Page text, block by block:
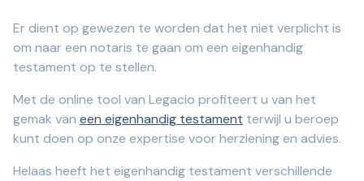
Er dient op gewezen te worden dat het niet verplicht is
om naar een notaris te gaan om een eigenhandig
testament op te stellen.
Met de online tool van Legacio profiteert u van het
gemak van een eigenhandig testament terwijl u beroep
kunt doen op onze expertise voor herziening en advies.
Helaas heeft het eigenhandig testament verschillende